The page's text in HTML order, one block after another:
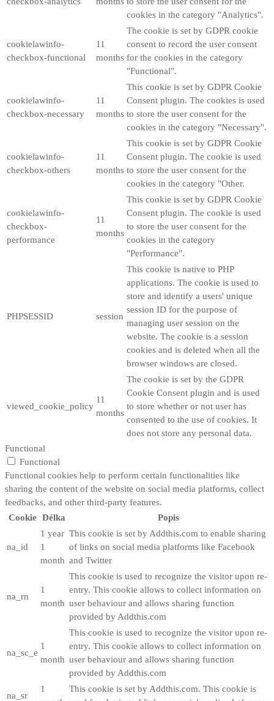
cookies in the category "Analytics".
cookielawinfo-
checkbox-functional
11
months
The cookie is set by GDPR cookie
consent to record the user consent
for the cookies in the category
"Functional".
cookielawinfo-
checkbox-necessary
11
months
This cookie is set by GDPR Cookie
Consent plugin. The cookies is used
to store the user consent for the
cookies in the category "Necessary".
cookielawinfo-
checkbox-others
11
months
This cookie is set by GDPR Cookie
Consent plugin. The cookie is used
to store the user consent for the
cookies in the category "Other.
cookielawinfo-
checkbox-
performance
11
months
This cookie is set by GDPR Cookie
Consent plugin. The cookie is used
to store the user consent for the
cookies in the category
"Performance".
PHPSESSID session
This cookie is native to PHP
applications. The cookie is used to
store and identify a users' unique
session ID for the purpose of
managing user session on the
website. The cookie is a session
cookies and is deleted when all the
browser windows are closed.
viewed_cookie_policy
11
months
The cookie is set by the GDPR
Cookie Consent plugin and is used
to store whether or not user has
consented to the use of cookies. It
does not store any personal data.
Functional
Functional
Functional cookies help to perform certain functionalities like
sharing the content of the website on social media platforms, collect
feedbacks, and other third-party features.
Cookie Délka Popis
na_id
1 year
1
month
This cookie is set by Addthis.com to enable sharing
of links on social media platforms like Facebook
and Twitter
na_rn
1
month
This cookie is used to recognize the visitor upon re-
entry. This cookie allows to collect information on
user behaviour and allows sharing function
provided by Addthis.com
na_sc_e
1
month
This cookie is used to recognize the visitor upon re-
entry. This cookie allows to collect information on
user behaviour and allows sharing function
provided by Addthis.com
na_sr
1
This cookie is set by Addthis.com. This cookie is